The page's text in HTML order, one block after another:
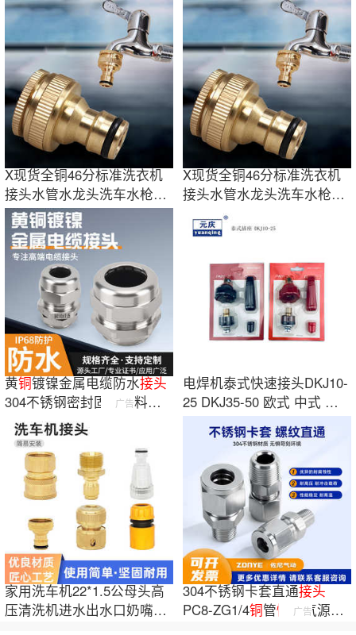
插气动接头
X现货全铜46分标准洗衣机
接头水管水龙头洗车水枪快
速接头
X现货全铜46分标准洗衣机
接头水管水龙头洗车水枪快
速接头工厂批
黄铜镀镍金属电缆防水接头
304不锈钢密封固定填料函
锁紧格葛兰头
广告
电焊机泰式快速接头DKJ10-
25 DKJ35-50 欧式 中式 日
式快插厂家
家用洗车机22*1.5公母头高
压清洗机进水出水口奶嘴快
304不锈钢卡套直通接头
PC8-ZG1/4铜管快速气源管
广告